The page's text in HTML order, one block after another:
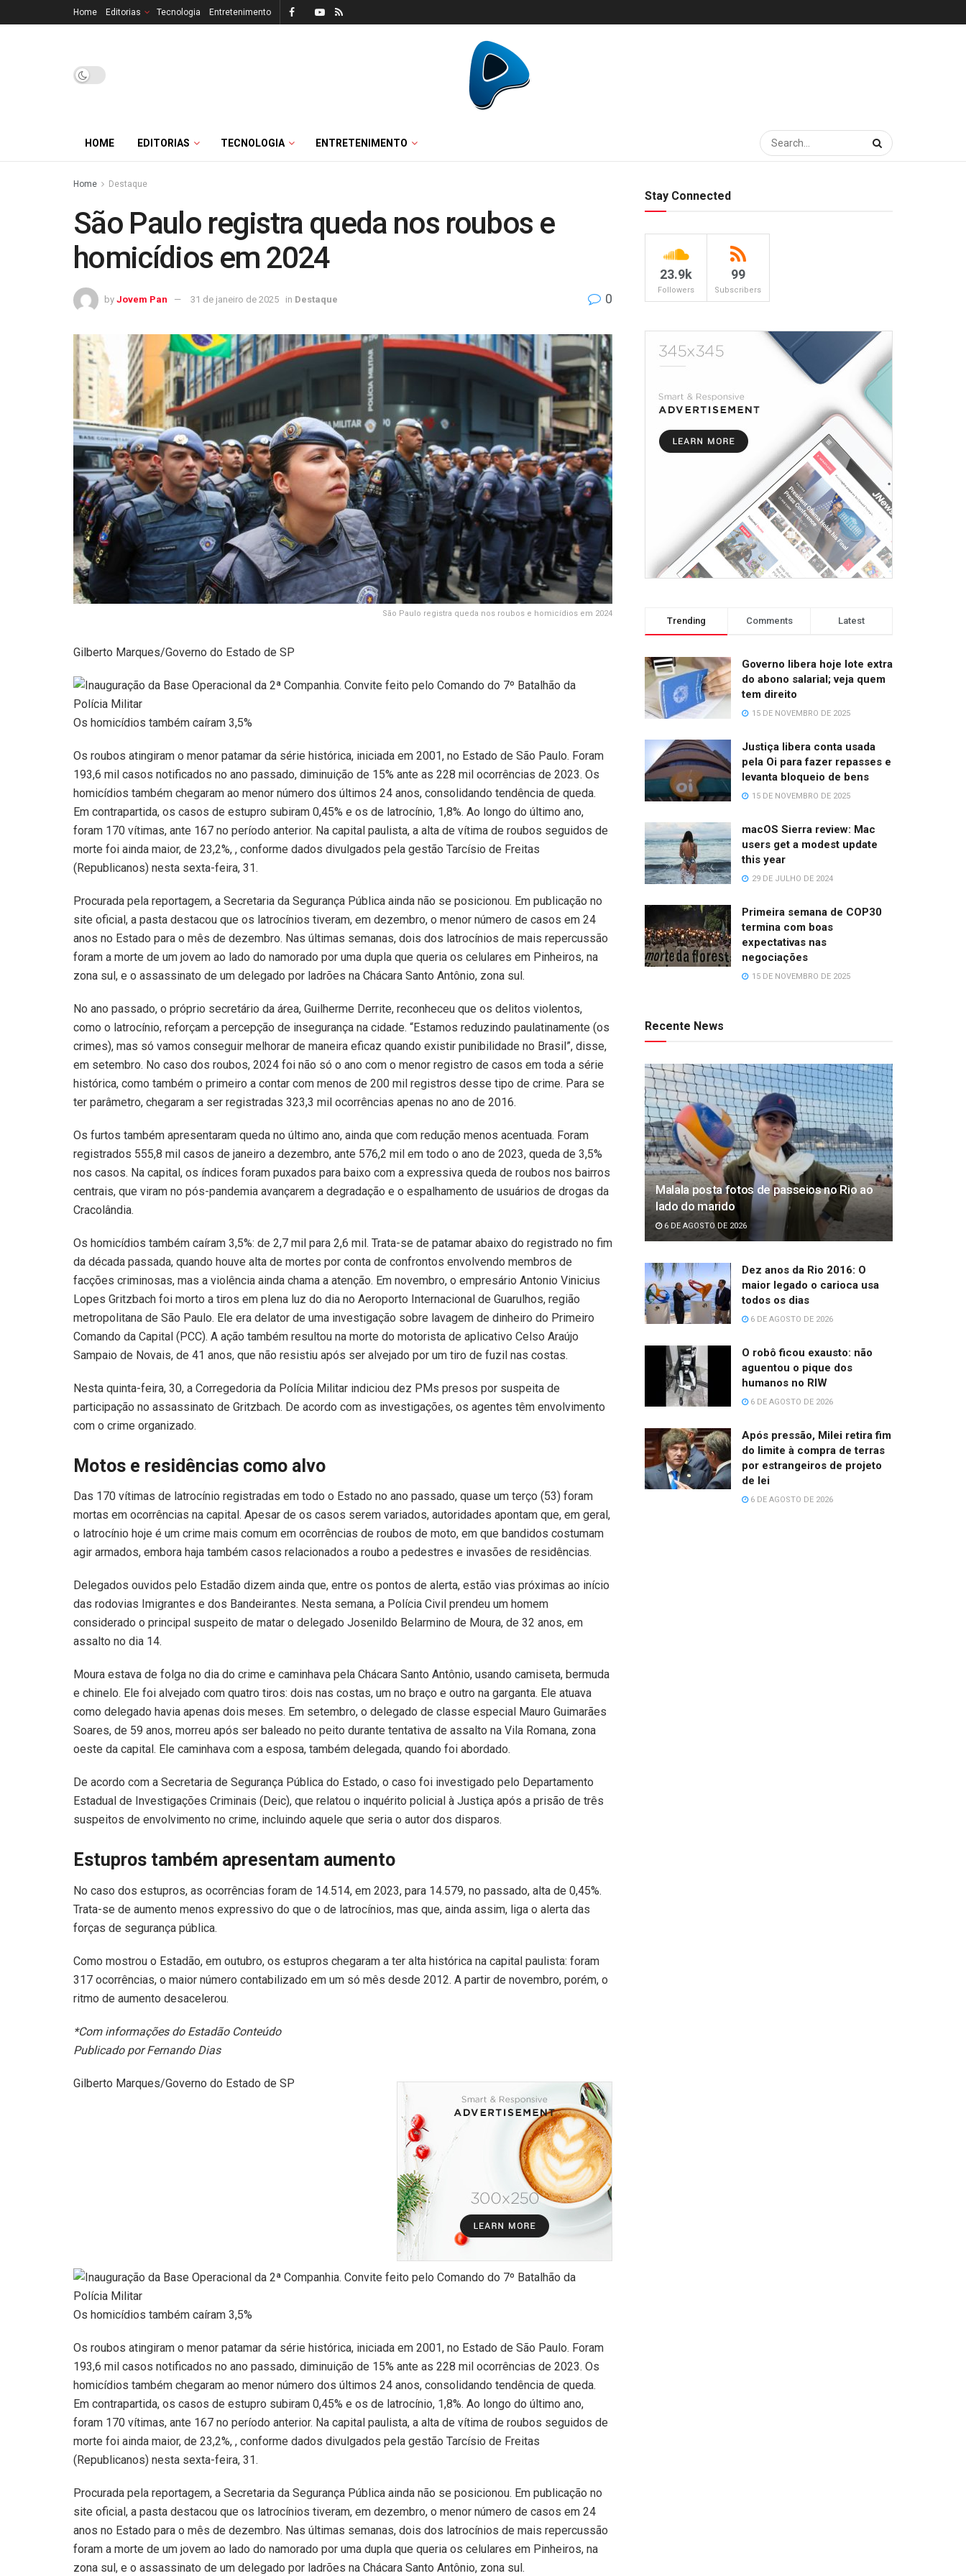
Home Editorias Tecnologia Entretenimento
HOME EDITORIAS TECNOLOGIA ENTRETENIMENTO
Home Destaque
São Paulo registra queda nos roubos e
homicídios em 2024
by Jovem Pan 31 de janeiro de 2025 in Destaque 0
São Paulo registra queda nos roubos e homicídios em 2024
Gilberto Marques/Governo do Estado de SP
Os homicídios também caíram 3,5%
Os roubos atingiram o menor patamar da série histórica, iniciada em 2001, no Estado de São Paulo. Foram
193,6 mil casos notificados no ano passado, diminuição de 15% ante as 228 mil ocorrências de 2023. Os
homicídios também chegaram ao menor número dos últimos 24 anos, consolidando tendência de queda.
Em contrapartida, os casos de estupro subiram 0,45% e os de latrocínio, 1,8%. Ao longo do último ano,
foram 170 vítimas, ante 167 no período anterior. Na capital paulista, a alta de vítima de roubos seguidos de
morte foi ainda maior, de 23,2%, , conforme dados divulgados pela gestão Tarcísio de Freitas
(Republicanos) nesta sexta-feira, 31.
Procurada pela reportagem, a Secretaria da Segurança Pública ainda não se posicionou. Em publicação no
site oficial, a pasta destacou que os latrocínios tiveram, em dezembro, o menor número de casos em 24
anos no Estado para o mês de dezembro. Nas últimas semanas, dois dos latrocínios de mais repercussão
foram a morte de um jovem ao lado do namorado por uma dupla que queria os celulares em Pinheiros, na
zona sul, e o assassinato de um delegado por ladrões na Chácara Santo Antônio, zona sul.
No ano passado, o próprio secretário da área, Guilherme Derrite, reconheceu que os delitos violentos,
como o latrocínio, reforçam a percepção de insegurança na cidade. “Estamos reduzindo paulatinamente (os
crimes), mas só vamos conseguir melhorar de maneira eficaz quando existir punibilidade no Brasil”, disse,
em setembro. No caso dos roubos, 2024 foi não só o ano com o menor registro de casos em toda a série
histórica, como também o primeiro a contar com menos de 200 mil registros desse tipo de crime. Para se
ter parâmetro, chegaram a ser registradas 323,3 mil ocorrências apenas no ano de 2016.
Os furtos também apresentaram queda no último ano, ainda que com redução menos acentuada. Foram
registrados 555,8 mil casos de janeiro a dezembro, ante 576,2 mil em todo o ano de 2023, queda de 3,5%
nos casos. Na capital, os índices foram puxados para baixo com a expressiva queda de roubos nos bairros
centrais, que viram no pós-pandemia avançarem a degradação e o espalhamento de usuários de drogas da
Cracolândia.
Os homicídios também caíram 3,5%: de 2,7 mil para 2,6 mil. Trata-se de patamar abaixo do registrado no fim
da década passada, quando houve alta de mortes por conta de confrontos envolvendo membros de
facções criminosas, mas a violência ainda chama a atenção. Em novembro, o empresário Antonio Vinicius
Lopes Gritzbach foi morto a tiros em plena luz do dia no Aeroporto Internacional de Guarulhos, região
metropolitana de São Paulo. Ele era delator de uma investigação sobre lavagem de dinheiro do Primeiro
Comando da Capital (PCC). A ação também resultou na morte do motorista de aplicativo Celso Araújo
Sampaio de Novais, de 41 anos, que não resistiu após ser alvejado por um tiro de fuzil nas costas.
Nesta quinta-feira, 30, a Corregedoria da Polícia Militar indiciou dez PMs presos por suspeita de
participação no assassinato de Gritzbach. De acordo com as investigações, os agentes têm envolvimento
com o crime organizado.
Motos e residências como alvo
Das 170 vítimas de latrocínio registradas em todo o Estado no ano passado, quase um terço (53) foram
mortas em ocorrências na capital. Apesar de os casos serem variados, autoridades apontam que, em geral,
o latrocínio hoje é um crime mais comum em ocorrências de roubos de moto, em que bandidos costumam
agir armados, embora haja também casos relacionados a roubo a pedestres e invasões de residências.
Delegados ouvidos pelo Estadão dizem ainda que, entre os pontos de alerta, estão vias próximas ao início
das rodovias Imigrantes e dos Bandeirantes. Nesta semana, a Polícia Civil prendeu um homem
considerado o principal suspeito de matar o delegado Josenildo Belarmino de Moura, de 32 anos, em
assalto no dia 14.
Moura estava de folga no dia do crime e caminhava pela Chácara Santo Antônio, usando camiseta, bermuda
e chinelo. Ele foi alvejado com quatro tiros: dois nas costas, um no braço e outro na garganta. Ele atuava
como delegado havia apenas dois meses. Em setembro, o delegado de classe especial Mauro Guimarães
Soares, de 59 anos, morreu após ser baleado no peito durante tentativa de assalto na Vila Romana, zona
oeste da capital. Ele caminhava com a esposa, também delegada, quando foi abordado.
De acordo com a Secretaria de Segurança Pública do Estado, o caso foi investigado pelo Departamento
Estadual de Investigações Criminais (Deic), que relatou o inquérito policial à Justiça após a prisão de três
suspeitos de envolvimento no crime, incluindo aquele que seria o autor dos disparos.
Estupros também apresentam aumento
No caso dos estupros, as ocorrências foram de 14.514, em 2023, para 14.579, no passado, alta de 0,45%.
Trata-se de aumento menos expressivo do que o de latrocínios, mas que, ainda assim, liga o alerta das
forças de segurança pública.
Como mostrou o Estadão, em outubro, os estupros chegaram a ter alta histórica na capital paulista: foram
317 ocorrências, o maior número contabilizado em um só mês desde 2012. A partir de novembro, porém, o
ritmo de aumento desacelerou.
*Com informações do Estadão Conteúdo
Publicado por Fernando Dias
Gilberto Marques/Governo do Estado de SP
Os homicídios também caíram 3,5%
Os roubos atingiram o menor patamar da série histórica, iniciada em 2001, no Estado de São Paulo. Foram
193,6 mil casos notificados no ano passado, diminuição de 15% ante as 228 mil ocorrências de 2023. Os
homicídios também chegaram ao menor número dos últimos 24 anos, consolidando tendência de queda.
Em contrapartida, os casos de estupro subiram 0,45% e os de latrocínio, 1,8%. Ao longo do último ano,
foram 170 vítimas, ante 167 no período anterior. Na capital paulista, a alta de vítima de roubos seguidos de
morte foi ainda maior, de 23,2%, , conforme dados divulgados pela gestão Tarcísio de Freitas
(Republicanos) nesta sexta-feira, 31.
Procurada pela reportagem, a Secretaria da Segurança Pública ainda não se posicionou. Em publicação no
site oficial, a pasta destacou que os latrocínios tiveram, em dezembro, o menor número de casos em 24
anos no Estado para o mês de dezembro. Nas últimas semanas, dois dos latrocínios de mais repercussão
foram a morte de um jovem ao lado do namorado por uma dupla que queria os celulares em Pinheiros, na
zona sul, e o assassinato de um delegado por ladrões na Chácara Santo Antônio, zona sul.
Stay Connected
23.9k
Followers
99
Subscribers
Trending Comments Latest
Governo libera hoje lote extra
do abono salarial; veja quem
tem direito
15 DE NOVEMBRO DE 2025
Justiça libera conta usada
pela Oi para fazer repasses e
levanta bloqueio de bens
15 DE NOVEMBRO DE 2025
macOS Sierra review: Mac
users get a modest update
this year
29 DE JULHO DE 2024
Primeira semana de COP30
termina com boas
expectativas nas
negociações
15 DE NOVEMBRO DE 2025
Recente News
Malala posta fotos de passeios no Rio ao
lado do marido
6 DE AGOSTO DE 2026
Dez anos da Rio 2016: O
maior legado o carioca usa
todos os dias
6 DE AGOSTO DE 2026
O robô ficou exausto: não
aguentou o pique dos
humanos no RIW
6 DE AGOSTO DE 2026
Após pressão, Milei retira fim
do limite à compra de terras
por estrangeiros de projeto
de lei
6 DE AGOSTO DE 2026